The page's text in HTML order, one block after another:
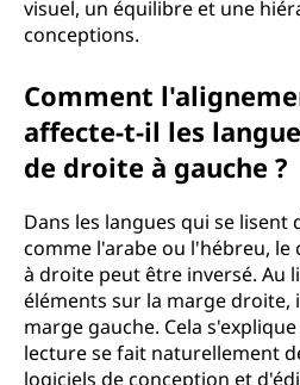
visuel, un équilibre et une
conceptions.
Comment
affecte-t-il les
de droite à gauche ?
Dans les langues qui se lisent
comme l'arabe ou l'hébreu,
à droite peut être inversé. Au
éléments sur la marge droite,
marge gauche. Cela
lecture se fait naturellement
logiciels de conception et